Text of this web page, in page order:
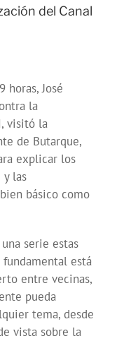
del Canal
horas, José
la
visitó la
de Butarque,
explicar los
y las
básico como
serie estas
está
entre vecinas,
pueda
tema, desde
vista sobre la